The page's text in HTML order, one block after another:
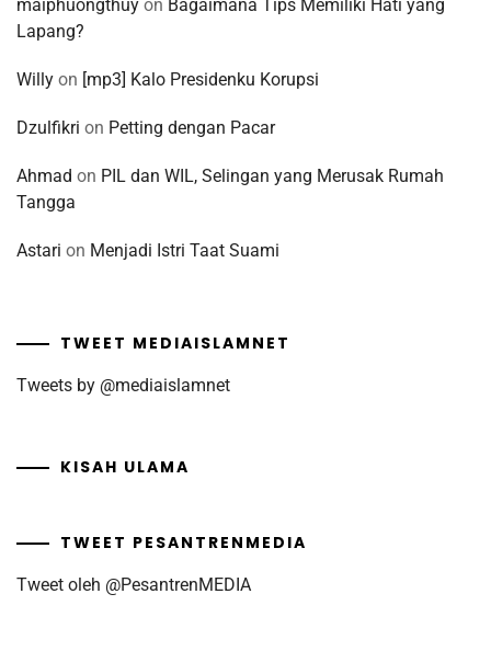
maiphuongthuy on Bagaimana Tips Memiliki Hati yang
Lapang?
Willy on [mp3] Kalo Presidenku Korupsi
Dzulfikri on Petting dengan Pacar
Ahmad on PIL dan WIL, Selingan yang Merusak Rumah
Tangga
Astari on Menjadi Istri Taat Suami
TWEET MEDIAISLAMNET
Tweets by @mediaislamnet
KISAH ULAMA
TWEET PESANTRENMEDIA
Tweet oleh @PesantrenMEDIA